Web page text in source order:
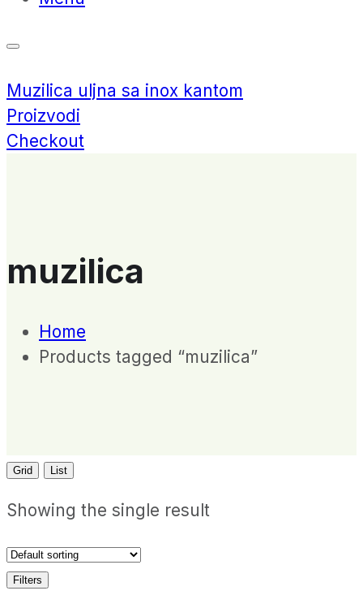
Muzilica uljna sa inox kantom
Proizvodi
Checkout
muzilica
Home
Products tagged “muzilica”
Grid List
Showing the single result
Filters